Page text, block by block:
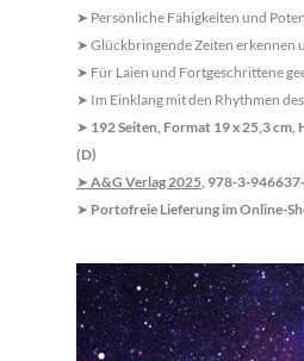
➤ Persönliche Fähigkeiten und
➤ Glückbringende Zeiten erkennen
➤ Für Laien und Fortgeschrittene
➤ Im Einklang mit den Rhythmen
➤ 192 Seiten, Format 19 x 25,3 cm,
(D)
➤ A&G Verlag 2025, 978-3-
➤ Portofreie Lieferung im Online-